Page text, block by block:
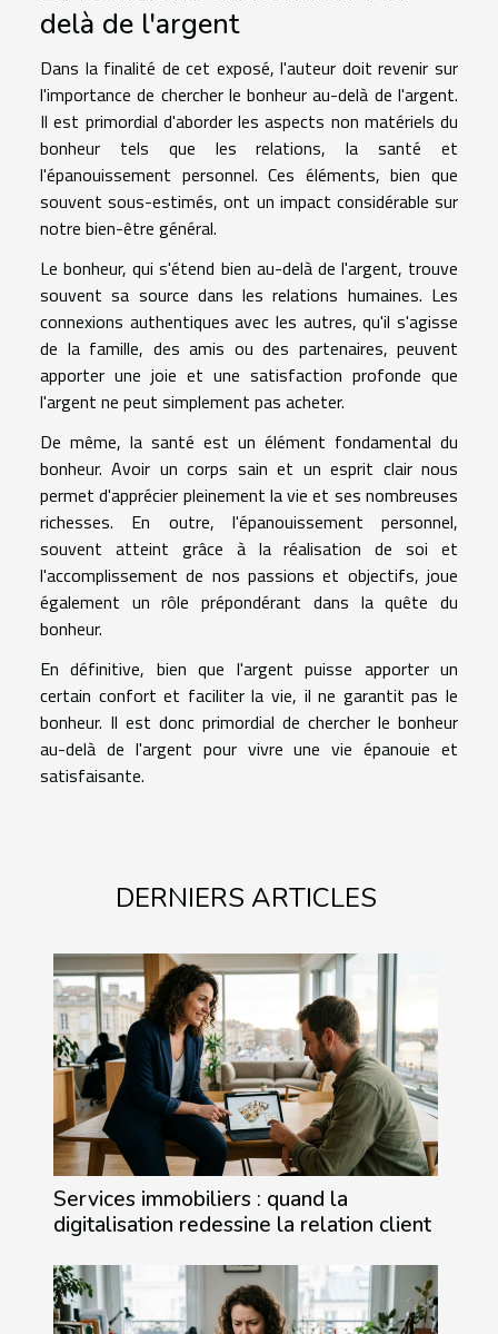
delà de l'argent
Dans la finalité de cet exposé, l'auteur doit revenir sur
l'importance de chercher le bonheur au-delà de l'argent.
Il est primordial d'aborder les aspects non matériels du
bonheur tels que les relations, la santé et
l'épanouissement personnel. Ces éléments, bien que
souvent sous-estimés, ont un impact considérable sur
notre bien-être général.
Le bonheur, qui s'étend bien au-delà de l'argent, trouve
souvent sa source dans les relations humaines. Les
connexions authentiques avec les autres, qu'il s'agisse
de la famille, des amis ou des partenaires, peuvent
apporter une joie et une satisfaction profonde que
l'argent ne peut simplement pas acheter.
De même, la santé est un élément fondamental du
bonheur. Avoir un corps sain et un esprit clair nous
permet d'apprécier pleinement la vie et ses nombreuses
richesses. En outre, l'épanouissement personnel,
souvent atteint grâce à la réalisation de soi et
l'accomplissement de nos passions et objectifs, joue
également un rôle prépondérant dans la quête du
bonheur.
En définitive, bien que l'argent puisse apporter un
certain confort et faciliter la vie, il ne garantit pas le
bonheur. Il est donc primordial de chercher le bonheur
au-delà de l'argent pour vivre une vie épanouie et
satisfaisante.
DERNIERS ARTICLES
Services immobiliers : quand la
digitalisation redessine la relation client